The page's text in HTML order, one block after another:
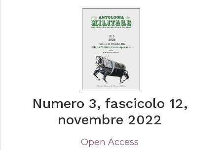
Numero 3, fascicolo 12,
novembre 2022
Open Access